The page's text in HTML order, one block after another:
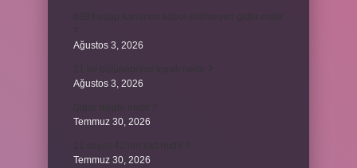
Ağustos 3, 2026
Ağustos 3, 2026
Temmuz 30, 2026
Temmuz 30, 2026